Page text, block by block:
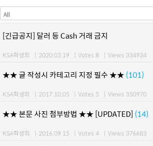
[긴급공지] 달러 등 Cash 거래 금지
KSA학생회 | 2020.03.19 | Votes 8 | Views 334934
★★ 글 작성시 카테고리 지정 필수 ★★ (101)
KSA학생회 | 2017.10.05 | Votes 5 | Views 350970
★★ 본문 사진 첨부방법 ★★ [UPDATED] (14)
KSA학생회 | 2016.09.15 | Votes 4 | Views 376683